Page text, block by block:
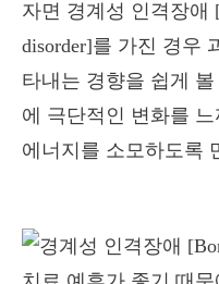
자면 경계성 인격장애
disorder]를 가진 경우
타내는 경향을 쉽게
에 극단적인 변화를
에너지를 소모하도록